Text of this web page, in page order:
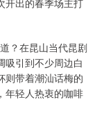
？在昆山当代昆剧
吸引到不少周边白
则带着潮汕话梅的
年轻人热衷的咖啡